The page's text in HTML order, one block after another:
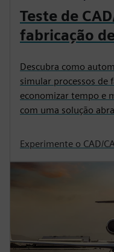
Teste de
fabricação
Descubra como
simular processos de
economizar tempo e
com uma solução
Experimente o CAD/